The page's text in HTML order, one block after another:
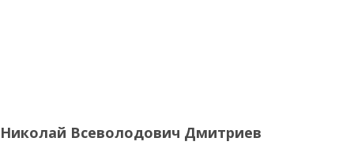
Николай Всеволодович Дмитриев